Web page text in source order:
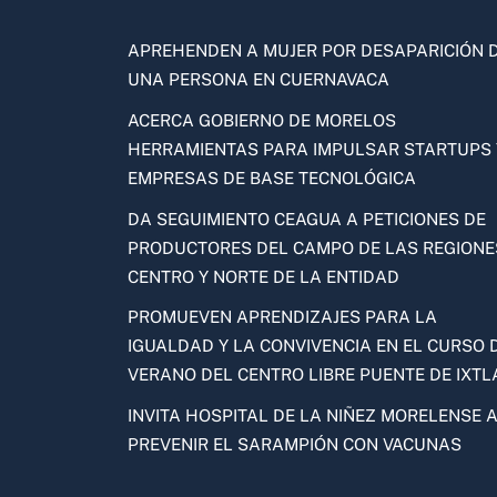
APREHENDEN A MUJER POR DESAPARICIÓN
UNA PERSONA EN CUERNAVACA
ACERCA GOBIERNO DE MORELOS
HERRAMIENTAS PARA IMPULSAR STARTUPS
EMPRESAS DE BASE TECNOLÓGICA
DA SEGUIMIENTO CEAGUA A PETICIONES DE
PRODUCTORES DEL CAMPO DE LAS
CENTRO Y NORTE DE LA ENTIDAD
PROMUEVEN APRENDIZAJES PARA LA
IGUALDAD Y LA CONVIVENCIA EN EL CURSO
VERANO DEL CENTRO LIBRE PUENTE DE
INVITA HOSPITAL DE LA NIÑEZ MORELENSE A
PREVENIR EL SARAMPIÓN CON VACUNAS